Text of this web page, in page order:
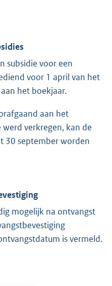
subsidie voor een
voor 1 april van het
het boekjaar.
aan het
werd verkregen, kan de
30 september worden
mogelijk na ontvangst
is vermeld.